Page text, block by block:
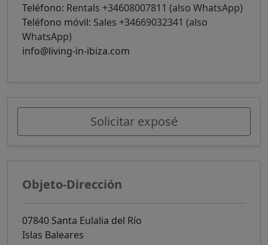
Teléfono: Rentals +34608007811 (also WhatsApp)
Teléfono móvil: Sales +34669032341 (also
WhatsApp)
info@living-in-ibiza.com
Solicitar exposé
Objeto-Dirección
07840 Santa Eulalia del Río
Islas Baleares